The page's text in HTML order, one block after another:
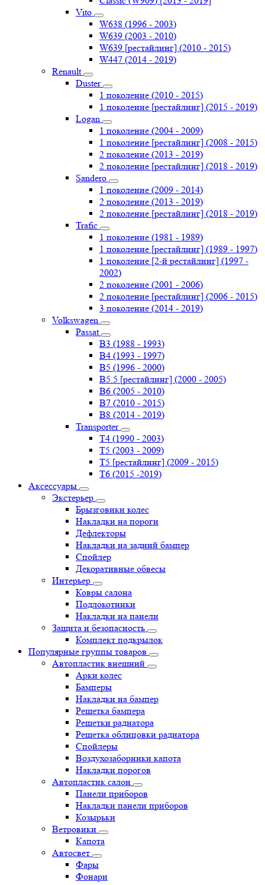
Vito
W638 (1996 - 2003)
W639 (2003 - 2010)
W639 [рестайлинг] (2010 - 2015)
W447 (2014 - 2019)
Renault
Duster
1 поколение (2010 - 2015)
1 поколение [рестайлинг] (2015 - 2019)
Logan
1 поколение (2004 - 2009)
1 поколение [рестайлинг] (2008 - 2015)
2 поколение (2013 - 2019)
2 поколение [рестайлинг] (2018 - 2019)
Sandero
1 поколение (2009 - 2014)
2 поколение (2013 - 2019)
2 поколение [рестайлинг] (2018 - 2019)
Trafic
1 поколение (1981 - 1989)
1 поколение [рестайлинг] (1989 - 1997)
1 поколение [2-й рестайлинг] (1997 -
2002)
2 поколение (2001 - 2006)
2 поколение [рестайлинг] (2006 - 2015)
3 поколение (2014 - 2019)
Volkswagen
Passat
B3 (1988 - 1993)
B4 (1993 - 1997)
B5 (1996 - 2000)
B5.5 [рестайлинг] (2000 - 2005)
B6 (2005 - 2010)
B7 (2010 - 2015)
B8 (2014 - 2019)
Transporter
Т4 (1990 - 2003)
Т5 (2003 - 2009)
Т5 [рестайлинг] (2009 - 2015)
Т6 (2015 -2019)
Аксессуары
Экстерьер
Брызговики колес
Накладки на пороги
Дефлекторы
Накладки на задний бампер
Спойлер
Декоративные обвесы
Интерьер
Ковры салона
Подлокотники
Накладки на панели
Защита и безопасность
Комплект подкрылок
Популярные группы товаров
Автопластик внешний
Арки колес
Бамперы
Накладки на бампер
Решетка бампера
Решетки радиатора
Решетка облицовки радиатора
Спойлеры
Воздухозаборники капота
Накладки порогов
Автопластик салон
Панели приборов
Накладки панели приборов
Козырьки
Ветровики
Капота
Автосвет
Фары
Фонари